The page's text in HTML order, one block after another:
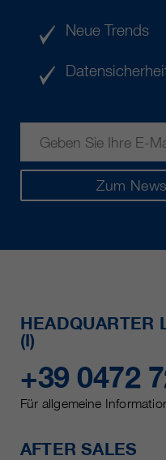
Zum
Neue Trends
HEADQUARTER
(I)
+39 0472
Für allgemeine
AFTER SALES